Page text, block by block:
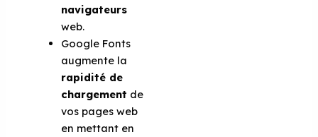
navigateurs
web.
Google Fonts
augmente la
rapidité de
chargement de
vos pages web
en mettant en